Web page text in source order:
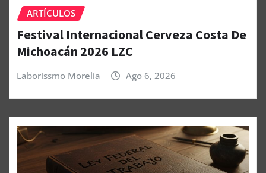
ARTÍCULOS
Festival Internacional Cerveza Costa De
Michoacán 2026 LZC
Laborissmo Morelia Ago 6, 2026